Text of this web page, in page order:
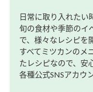
日常に取り入れたい
旬の食材や季節のイ
で、様々なレシピを
すべてミツカンのメ
たレシピなので、安
各種公式SNSアカウ